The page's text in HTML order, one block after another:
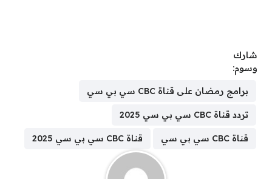
شارك
وسوم:
برامج رمضان على قناة CBC سي بي سي
تردد قناة CBC سي بي سي 2025
قناة CBC سي بي سي قناة CBC سي بي سي 2025